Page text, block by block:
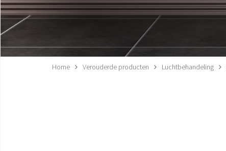
Home Verouderde producten Luchtbehandeling